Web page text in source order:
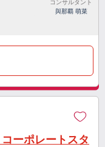
コンサルタント
與那覇 萌菜
ーポレートスタ